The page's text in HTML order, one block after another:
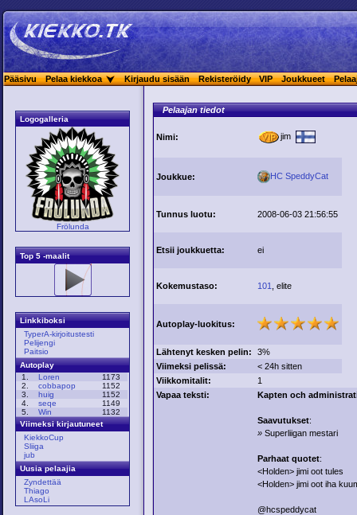
Pääsivu Pelaa kiekkoa Kirjaudu sisään Rekisteröidy VIP Joukkueet
Logogalleria
Frölunda
Top 5 -maalit
Linkkiboksi
TyperA-kirjoitustesti
Pelijengi
Paitsio
Autoplay
1.
Loren
1173
2.
cobbapop
1152
3.
huig
1152
4.
seqe
1149
5.
Win
1132
Viimeksi kirjautuneet
KiekkoCup
Sliiga
jub
Uusia pelaajia
Zyndettää
Thiago
LAsoLi
Pelaajan tiedot
Nimi: jim
Joukkue: HC SpeddyCat
Tunnus luotu: 2008-06-03 21:56:55
Etsii joukkuetta: ei
Kokemustaso: 101 , elite
Autoplay-luokitus:
Lähtenyt kesken pelin:
3%
Viimeksi pelissä:
< 24h sitten
Viikkomitalit:
1
Vapaa teksti:
Kapten och
Saavutukset:
» Superliigan mestari
Parhaat quotet:
<Holden> jimi oot tules
<Holden> jimi oot iha
@hcspeddycat